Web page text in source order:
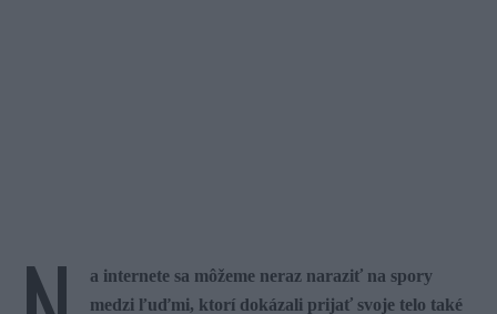
a internete sa môžeme neraz naraziť na spory
medzi ľuďmi, ktorí dokázali prijať svoje telo také